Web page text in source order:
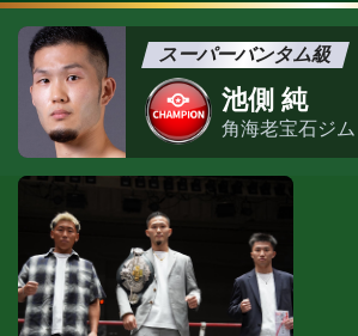
スーパーバンタム級
池側 純
角海老宝石ジム